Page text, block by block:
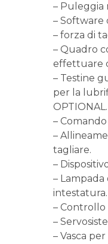
– Puleggia
–
– forza di
– Quadro
effettuare
– Testine
per la
OPTIONAL.
–
–
tagliare.
–
–
intestatura.
–
–
– Vasca